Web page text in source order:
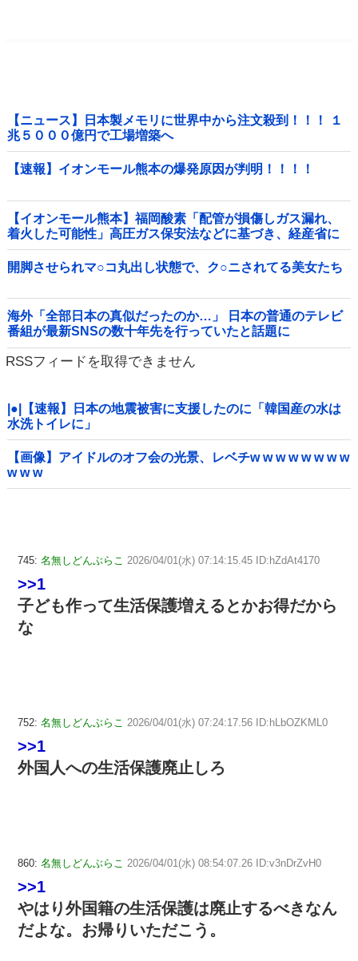
【ニュース】日本製メモリに世界中から注文殺到！！！ １
兆５０００億円で工場増築へ
【速報】イオンモール熊本の爆発原因が判明！！！！
【イオンモール熊本】福岡酸素「配管が損傷しガス漏れ、
着火した可能性」高圧ガス保安法などに基づき、経産省に
報告他
開脚させられマ○コ丸出し状態で、ク○ニされてる美女たち
海外「全部日本の真似だったのか…」 日本の普通のテレビ
番組が最新SNSの数十年先を行っていたと話題に
RSSフィードを取得できません
|●|【速報】日本の地震被害に支援したのに「韓国産の水は
水洗トイレに」
【画像】アイドルのオフ会の光景、レベチw w w w w w w w
w w w
745: 名無しどんぶらこ 2026/04/01(水) 07:14:15.45 ID:hZdAt4170
>>1
子ども作って生活保護増えるとかお得だから
な
752: 名無しどんぶらこ 2026/04/01(水) 07:24:17.56 ID:hLbOZKML0
>>1
外国人への生活保護廃止しろ
860: 名無しどんぶらこ 2026/04/01(水) 08:54:07.26 ID:v3nDrZvH0
>>1
やはり外国籍の生活保護は廃止するべきなん
だよな。お帰りいただこう。